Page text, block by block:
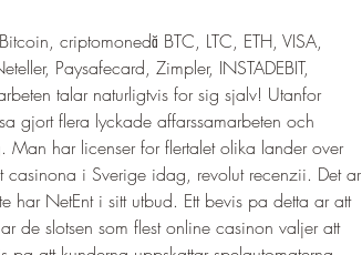
criptomonedă BTC, LTC, ETH, VISA,
Paysafecard, Zimpler, INSTADEBIT,
talar naturligtvis for sig sjalv! Utanfor
gjort flera lyckade affarssamarbeten och
Man har licenser for flertalet olika lander over
casinona i Sverige idag, revolut recenzii. Det ar
har NetEnt i sitt utbud. Ett bevis pa detta ar att
de slotsen som flest online casinon valjer att